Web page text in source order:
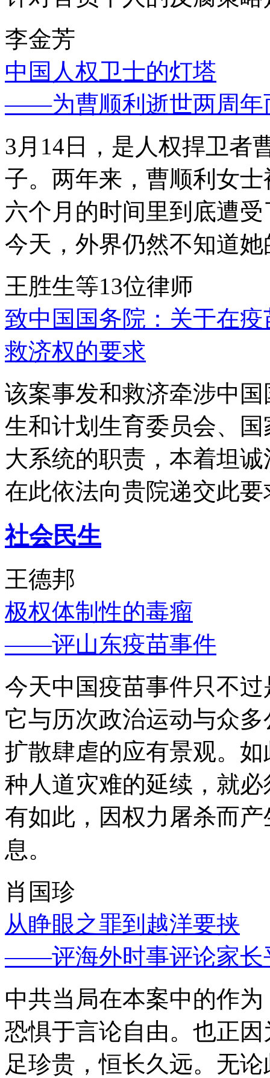
李金芳
中国人权卫士的灯塔
——为曹顺利逝世两周年
3月14日，是人权捍卫者
子。两年来，曹顺利女
六个月的时间里到底遭
今天，外界仍然不知道
王胜生等13位律师
致中国国务院：关于在
救济权的要求
该案事发和救济牵涉中
生和计划生育委员会、
大系统的职责，本着坦
在此依法向贵院递交此要
社会民生
王德邦
极权体制性的毒瘤
——评山东疫苗事件
今天中国疫苗事件只不
它与历次政治运动与众
扩散肆虐的应有景观。
种人道灾难的延续，就
有如此，因权力屠杀而
息。
肖国珍
从睁眼之罪到越洋要挟
——评海外时事评论家长
中共当局在本案中的作
恐惧于言论自由。也正
足珍贵，恒长久远。无